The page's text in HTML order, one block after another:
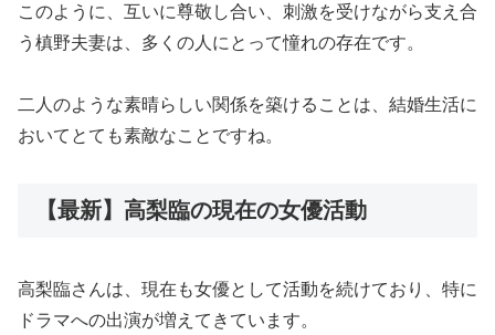
このように、互いに尊敬し合い、刺激を受けながら支え合
う槙野夫妻は、多くの人にとって憧れの存在です。
二人のような素晴らしい関係を築けることは、結婚生活に
おいてとても素敵なことですね。
【最新】高梨臨の現在の女優活動
高梨臨さんは、現在も女優として活動を続けており、特に
ドラマへの出演が増えてきています。